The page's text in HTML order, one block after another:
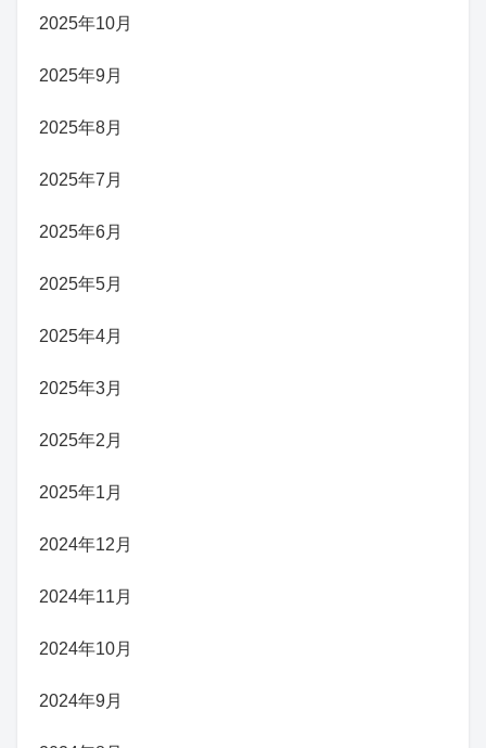
2025年10月
2025年9月
2025年8月
2025年7月
2025年6月
2025年5月
2025年4月
2025年3月
2025年2月
2025年1月
2024年12月
2024年11月
2024年10月
2024年9月